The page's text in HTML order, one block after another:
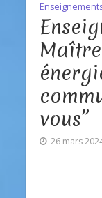
vous”
26 mars